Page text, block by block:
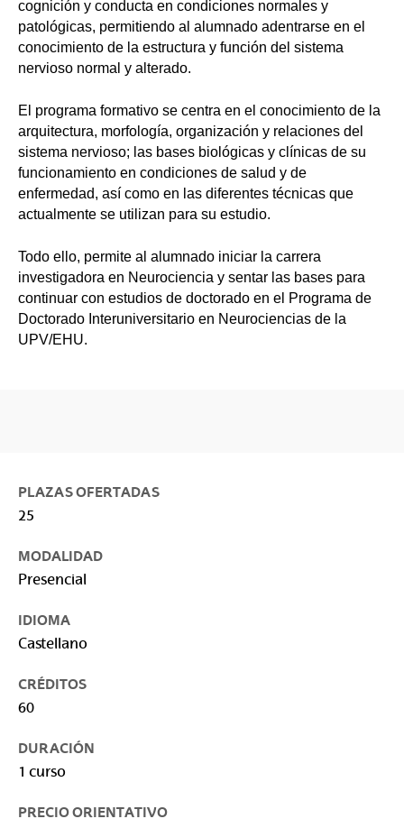
cognición y conducta en condiciones normales y
patológicas, permitiendo al alumnado adentrarse en el
conocimiento de la estructura y función del sistema
nervioso normal y alterado.
El programa formativo se centra en el conocimiento de la
arquitectura, morfología, organización y relaciones del
sistema nervioso; las bases biológicas y clínicas de su
funcionamiento en condiciones de salud y de
enfermedad, así como en las diferentes técnicas que
actualmente se utilizan para su estudio.
Todo ello, permite al alumnado iniciar la carrera
investigadora en Neurociencia y sentar las bases para
continuar con estudios de doctorado en el Programa de
Doctorado Interuniversitario en Neurociencias de la
UPV/EHU.
PLAZAS OFERTADAS
25
MODALIDAD
Presencial
IDIOMA
Castellano
CRÉDITOS
60
DURACIÓN
1 curso
PRECIO ORIENTATIVO